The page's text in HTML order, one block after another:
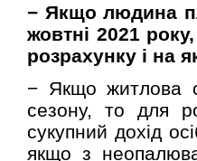
− Якщо людина
жовтні 2021
розрахунку і на
− Якщо житлова
сезону, то для
сукупний дохід
якщо з